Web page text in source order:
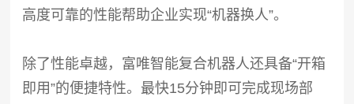
高度可靠的性能帮助企业实现“机器换人”。
除了性能卓越，富唯智能复合机器人还具备“开箱
即用”的便捷特性。最快15分钟即可完成现场部